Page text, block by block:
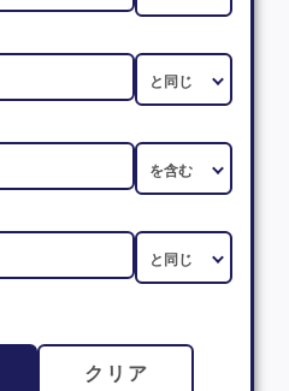
クリア